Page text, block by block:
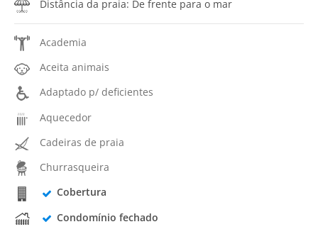
Distância da praia: De frente para o mar
Academia
Aceita animais
Adaptado p/ deficientes
Aquecedor
Cadeiras de praia
Churrasqueira
Cobertura
Condomínio fechado